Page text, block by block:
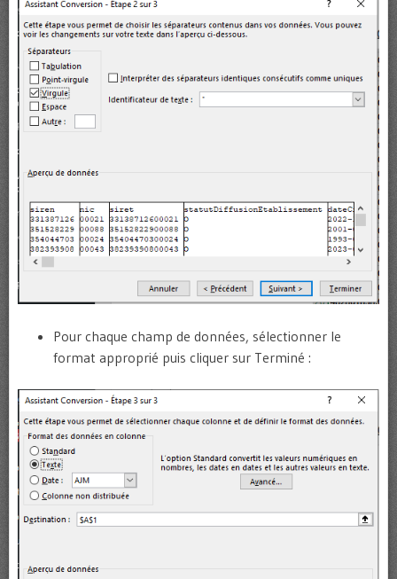
Pour chaque champ de données, sélectionner le
format approprié puis cliquer sur Terminé :